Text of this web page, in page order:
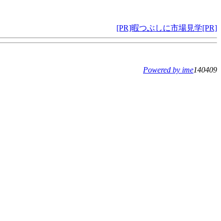
[PR]暇つぶしに市場見学[PR]
Powered by ime140409